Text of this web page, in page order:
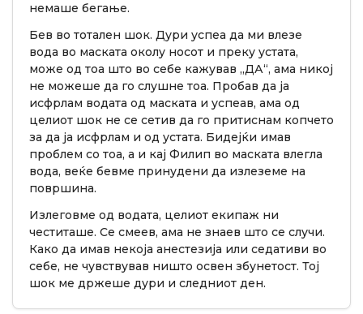
немаше бегање.
Бев во тотален шок. Дури успеа да ми влезе
вода во маската околу носот и преку устата,
може од тоа што во себе кажував „ДА“, ама никој
не можеше да го слушне тоа. Пробав да ја
исфрлам водата од маската и успеав, ама од
целиот шок не се сетив да го притиснам копчето
за да ја исфрлам и од устата. Бидејќи имав
проблем со тоа, а и кај Филип во маската влегла
вода, веќе бевме принудени да излеземе на
површина.
Излеговме од водата, целиот екипаж ни
честиташе. Се смеев, ама не знаев што се случи.
Како да имав некоја анестезија или седативи во
себе, не чувствував ништо освен збунетост. Тој
шок ме држеше дури и следниот ден.